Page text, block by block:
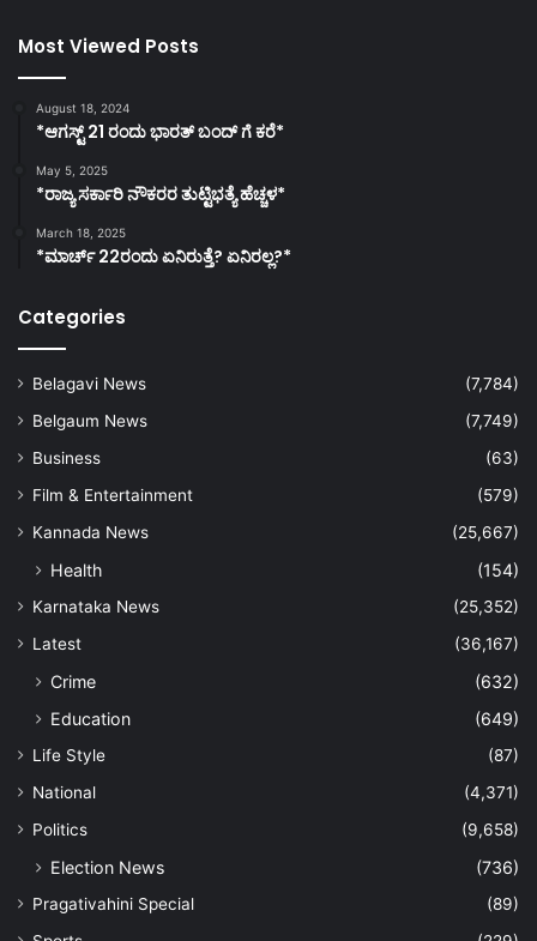
Most Viewed Posts
August 18, 2024
*ಆಗಸ್ಟ್ 21 ರಂದು ಭಾರತ್‌ ಬಂದ್‌ ಗೆ ಕರೆ*
May 5, 2025
*ರಾಜ್ಯ ಸರ್ಕಾರಿ ನೌಕರರ ತುಟ್ಟಿಭತ್ಯೆ ಹೆಚ್ಚಳ*
March 18, 2025
*ಮಾರ್ಚ್ 22ರಂದು ಏನಿರುತ್ತೆ? ಏನಿರಲ್ಲ?*
Categories
Belagavi News
(7,784)
Belgaum News
(7,749)
Business
(63)
Film & Entertainment
(579)
Kannada News
(25,667)
Health (154)
Karnataka News
(25,352)
Latest
(36,167)
Crime
(632)
Education
(649)
Life Style
(87)
National
(4,371)
Politics
(9,658)
Election News (736)
Pragativahini Special
(89)